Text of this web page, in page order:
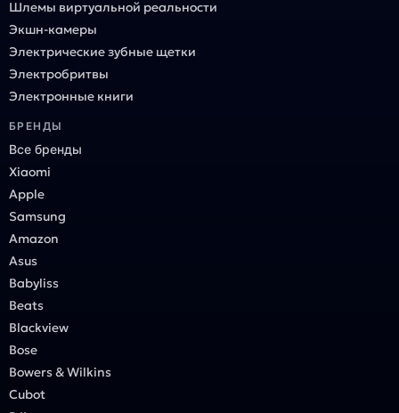
Шлемы виртуальной реальности
Экшн-камеры
Электрические зубные щетки
Электробритвы
Электронные книги
БРЕНДЫ
Все бренды
Xiaomi
Apple
Samsung
Amazon
Asus
Babyliss
Beats
Blackview
Bose
Bowers & Wilkins
Cubot